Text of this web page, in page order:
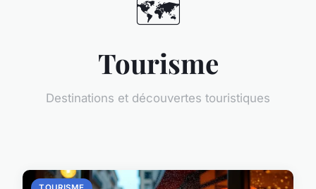
🗺️
Tourisme
Destinations et découvertes touristiques